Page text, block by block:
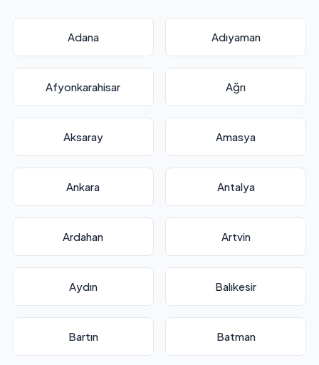
Adana Adıyaman
Afyonkarahisar Ağrı
Aksaray Amasya
Ankara Antalya
Ardahan Artvin
Aydın Balıkesir
Bartın Batman